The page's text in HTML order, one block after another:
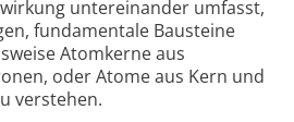
untereinander umfasst,
fundamentale Bausteine
Atomkerne aus
oder Atome aus Kern und
verstehen.